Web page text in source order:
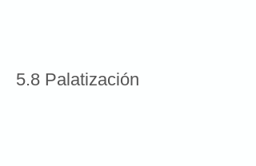
5.8 Palatización